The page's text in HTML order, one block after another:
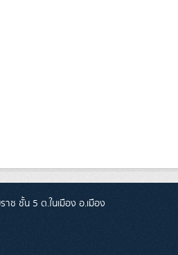
ชั้น 5 ต.ในเมือง อ.เมือง